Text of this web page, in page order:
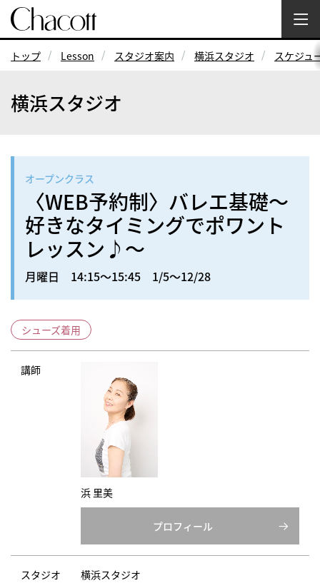
トップ Lesson スタジオ案内 横浜スタジオ スケジュ
横浜スタジオ
オープンクラス
〈WEB予約制〉バレエ基礎～
好きなタイミングでポワント
レッスン♪～
月曜日 14:15～15:45 1/5～12/28
シューズ着用
講師
浜 里美
プロフィール
スタジオ 横浜スタジオ